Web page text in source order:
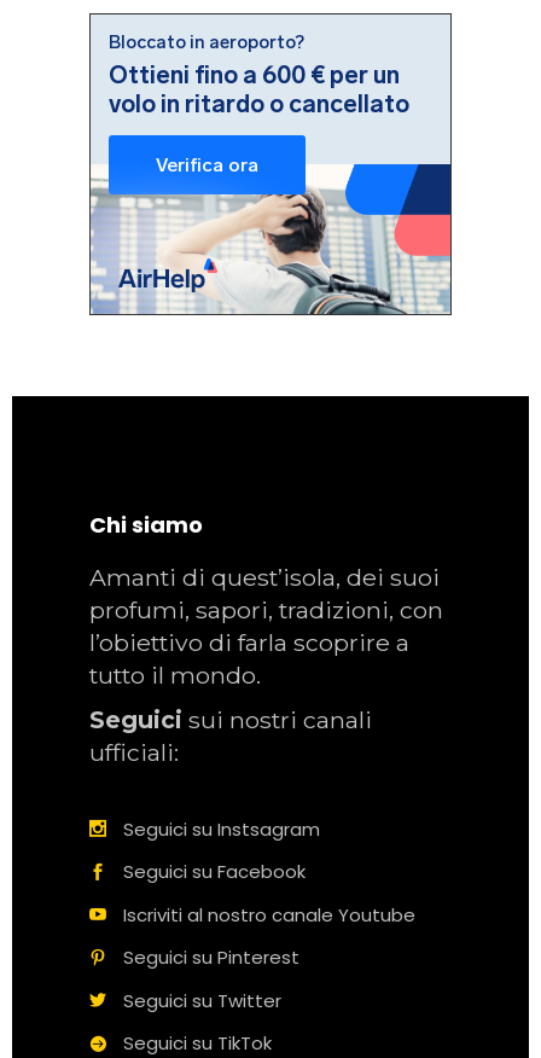
Chi siamo
Amanti di quest’isola, dei suoi
profumi, sapori, tradizioni, con
l’obiettivo di farla scoprire a
tutto il mondo.
Seguici sui nostri canali
ufficiali:
Seguici su Instsagram
Seguici su Facebook
Iscriviti al nostro canale Youtube
Seguici su Pinterest
Seguici su Twitter
Seguici su TikTok